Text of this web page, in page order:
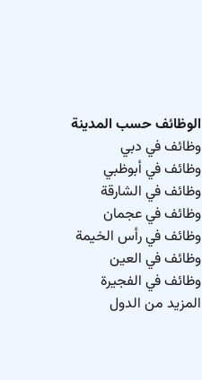
الوظائف حسب المدينة
وظائف في دبي
وظائف في أبوظبي
وظائف في الشارقة
وظائف في عجمان
وظائف في رأس الخيمة
وظائف في العين
وظائف في الفجيرة
المزيد من الدول